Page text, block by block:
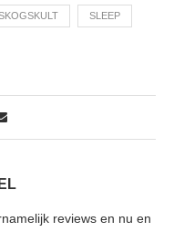
SLEEP
reviews en nu en